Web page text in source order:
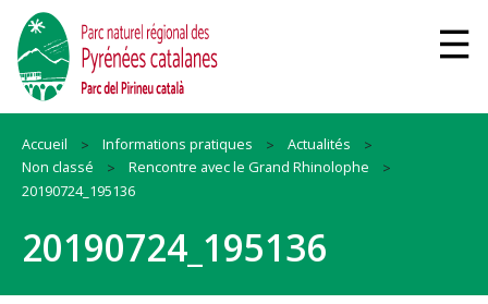
Accueil Informations pratiques
Actualités
Non classé
Rencontre avec le Grand Rhinolophe
20190724_195136
20190724_195136